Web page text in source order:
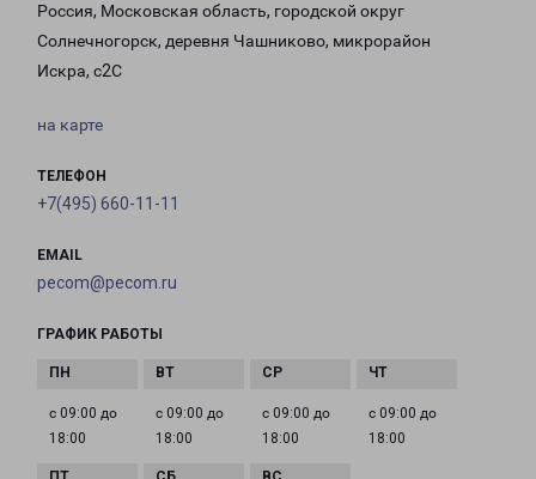
Россия, Московская область, городской округ
Солнечногорск, деревня Чашниково, микрорайон
Искра, с2С
на карте
ТЕЛЕФОН
+7(495) 660-11-11
EMAIL
pecom@pecom.ru
ГРАФИК РАБОТЫ
с 09:00 до
18:00
с 09:00 до
18:00
с 09:00 до
18:00
с 09:00 до
18:00